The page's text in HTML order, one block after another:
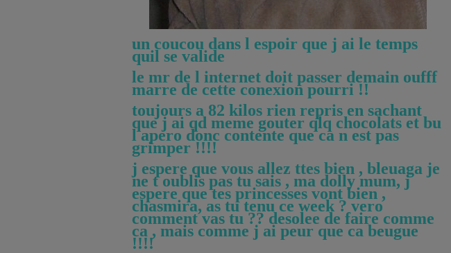
un coucou dans l espoir que j ai le temps
quil se valide
le mr de l internet doit passer demain oufff
marre de cette conexion pourri !!
toujours a 82 kilos rien repris en sachant
que j ai qd meme gouter qlq chocolats et bu
l apero donc contente que ca n est pas
grimper !!!!
j espere que vous allez ttes bien , bleuaga je
ne t oublis pas tu sais , ma dolly mum, j
espere que tes princesses vont bien ,
chasmira, as tu tenu ce week ? vero
comment vas tu ?? desolee de faire comme
ca , mais comme j ai peur que ca beugue
!!!!